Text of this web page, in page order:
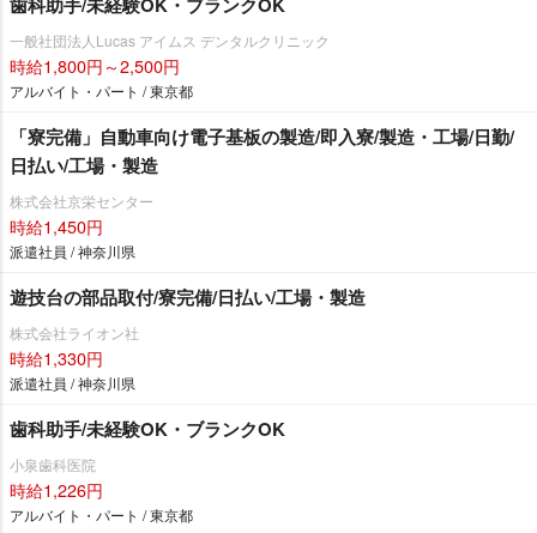
一般社団法人Lucas アイムス デンタルクリニック
時給1,800円～2,500円
アルバイト・パート / 東京都
「寮完備」自動車向け電子基板の製造/即入寮/製造・工場/日勤/
日払い/工場・製造
株式会社京栄センター
時給1,450円
派遣社員 / 神奈川県
遊技台の部品取付/寮完備/日払い/工場・製造
株式会社ライオン社
時給1,330円
派遣社員 / 神奈川県
歯科助手/未経験OK・ブランクOK
小泉歯科医院
時給1,226円
アルバイト・パート / 東京都